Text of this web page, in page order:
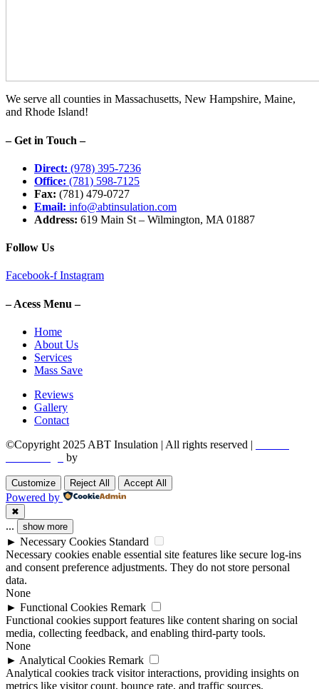
We serve all counties in Massachusetts, New Hampshire, Maine,
and Rhode Island!
– Get in Touch –
Direct: (978) 395-7236
Office: (781) 598-7125
Fax: (781) 479-0727
Email: info@abtinsulation.com
Address: 619 Main St – Wilmington, MA 01887
Follow Us
Facebook-f Instagram
– Acess Menu –
Home
About Us
Services
Mass Save
Reviews
Gallery
Contact
©Copyright 2025 ABT Insulation | All rights reserved |
by
Customize Reject All Accept All
Powered by
✖
... show more
► Necessary Cookies Standard
Necessary cookies enable essential site features like secure log-ins
and consent preference adjustments. They do not store personal
data.
None
► Functional Cookies Remark
Functional cookies support features like content sharing on social
media, collecting feedback, and enabling third-party tools.
None
► Analytical Cookies Remark
Analytical cookies track visitor interactions, providing insights on
metrics like visitor count, bounce rate, and traffic sources.